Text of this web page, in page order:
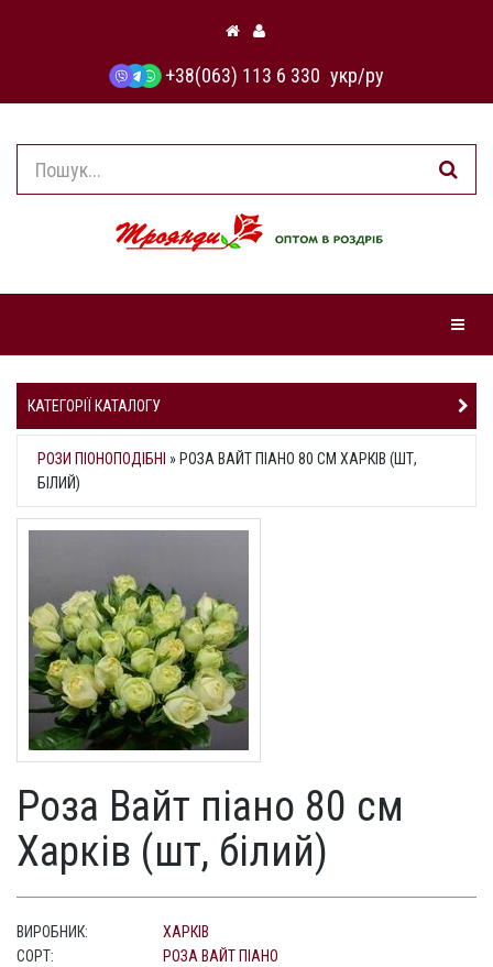
+38(063) 113 6 330 укр/ру
КАТЕГОРІЇ КАТАЛОГУ
РОЗИ ПІОНОПОДІБНІ » РОЗА ВАЙТ ПІАНО 80 СМ ХАРКІВ (ШТ,
БІЛИЙ)
Роза Вайт піано 80 см
Харків (шт, білий)
ВИРОБНИК:
ХАРКІВ
СОРТ:
РОЗА ВАЙТ ПІАНО